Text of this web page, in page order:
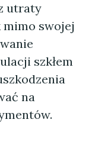
utraty
mimo swojej
szkłem
na